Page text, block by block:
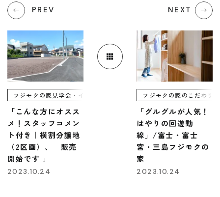
PREV
フジモクの家見学会・イベント情報
「こんな方にオスス
メ！スタッフコメン
ト付き｜横割分譲地
（2区画）、 販売
開始です 」
2023.10.24
NEXT
フジモクの家のこだわり
「グルグルが人気！
はやりの回遊動
線」/富士・富士
宮・三島フジモクの
家
2023.10.24